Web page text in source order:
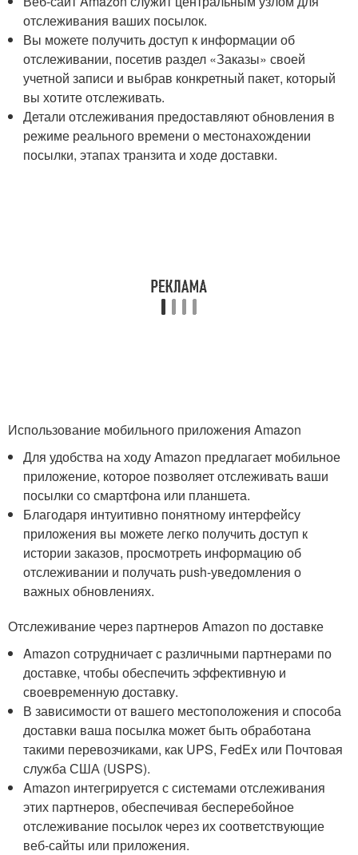
отслеживания ваших посылок.
Вы можете получить доступ к информации об
отслеживании, посетив раздел «Заказы» своей
учетной записи и выбрав конкретный пакет, который
вы хотите отслеживать.
Детали отслеживания предоставляют обновления в
режиме реального времени о местонахождении
посылки, этапах транзита и ходе доставки.
Использование мобильного приложения Amazon
Для удобства на ходу Amazon предлагает мобильное
приложение, которое позволяет отслеживать ваши
посылки со смартфона или планшета.
Благодаря интуитивно понятному интерфейсу
приложения вы можете легко получить доступ к
истории заказов, просмотреть информацию об
отслеживании и получать push-уведомления о
важных обновлениях.
Отслеживание через партнеров Amazon по доставке
Amazon сотрудничает с различными партнерами по
доставке, чтобы обеспечить эффективную и
своевременную доставку.
В зависимости от вашего местоположения и способа
доставки ваша посылка может быть обработана
такими перевозчиками, как UPS, FedEx или Почтовая
служба США (USPS).
Amazon интегрируется с системами отслеживания
этих партнеров, обеспечивая бесперебойное
отслеживание посылок через их соответствующие
веб-сайты или приложения.